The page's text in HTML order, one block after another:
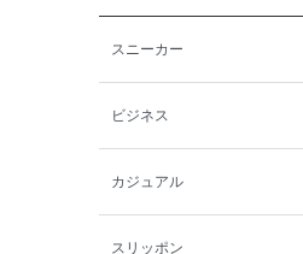
スニーカー
ビジネス
カジュアル
スリッポン